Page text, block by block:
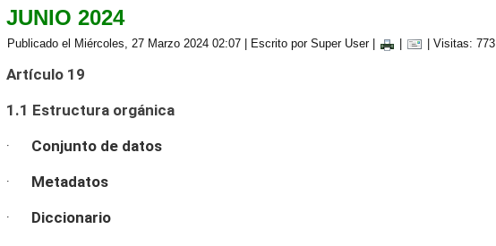
JUNIO 2024
Publicado el Miércoles, 27 Marzo 2024 02:07 Escrito por Super User| | Visitas: 773
Artículo 19
1.1 Estructura orgánica
· Conjunto de datos
· Metadatos
· Diccionario